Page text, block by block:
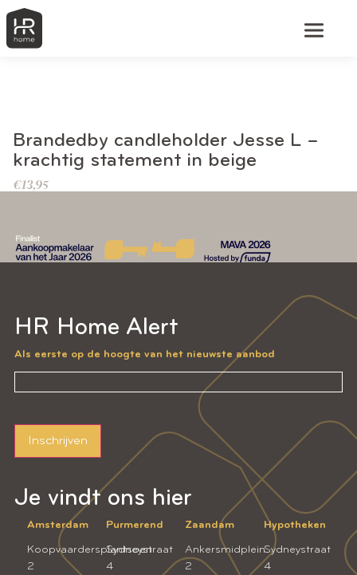
BEKIJK DIT PRODUCT
Brandedby candleholder Jesse L –
krachtig statement in beige
€13,95
Je vindt ons hier
Amsterdam
Koopvaardersplantsoen
2
Purmerend
Sydneystraat
4
Zaandam
Ankersmidplein
2
Hypotheken
Sydneystraat
4
HR Home Alert
Als eerste op de hoogte van het nieuwste aanbod
Inschrijven